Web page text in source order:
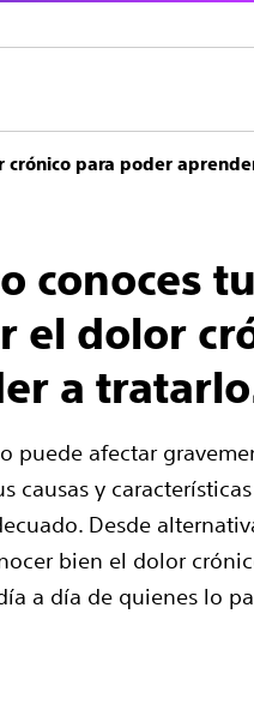
crónico para poder
conoces
el dolor
a
puede afectar
causas y
Desde
bien el dolor
a día de quienes lo